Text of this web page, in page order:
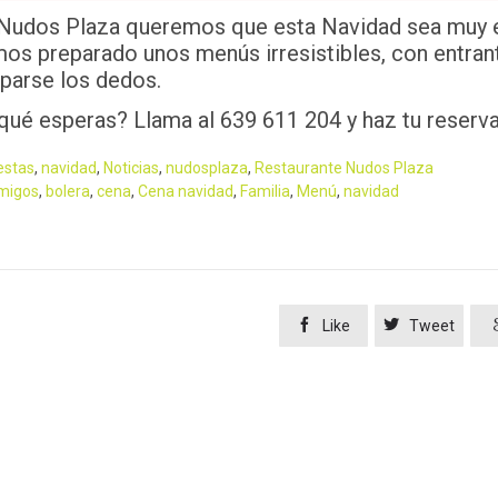
Plaza queremos que esta Navidad sea
preparado unos menús irresistibles, con
los dedos.
esperas? Llama al 639 611 204 y haz tu
, navidad, Noticias, nudosplaza, Restaurante Nudos Plaza
, bolera, cena, Cena navidad, Familia, Menú, navidad
 Like  Tweet